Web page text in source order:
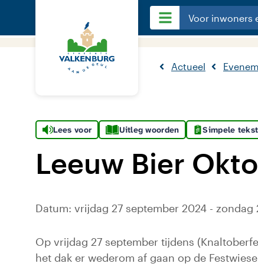
Voor inwoners
Actueel
Lees voor Uitleg woorden Simpele tekst
Leeuw Bier
Datum: vrijdag 27 september 2024 -
Op vrijdag 27 september tijdens
het dak er wederom af gaan op de